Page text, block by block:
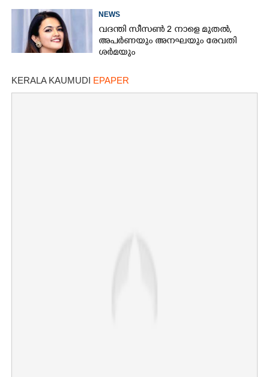
NEWS
വദന്തി സീസൺ 2 നാളെ മുതൽ,
അപർണയും അനഘയും രേവതി
ശർമയും
KERALA KAUMUDI EPAPER